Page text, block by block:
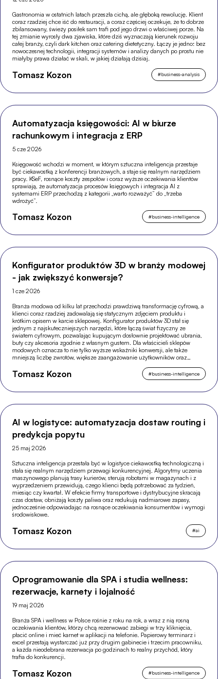
Gastronomia w ostatnich latach przeszła cichą, ale głęboką rewolucję. Klient
coraz rzadziej chce iść do restauracji, a coraz częściej oczekuje, że to dobrze
zbilansowany, świeży posiłek sam trafi pod jego drzwi o właściwej porze. Na
tej zmianie wyrosły dwa zjawiska, które dziś wyznaczają kierunek rozwoju
całej branży, czyli dark kitchen oraz catering dietetyczny. Łączy je jedno: bez
nowoczesnej technologii, integracji systemów i analizy danych po prostu nie
miałyby prawa działać w skali, w jakiej działają dzisiaj.
Tomasz Kozon #business-analysis
Automatyzacja księgowości: AI w biurze
rachunkowym i integracja z ERP
5 cze 2026
Księgowość wchodzi w moment, w którym sztuczna inteligencja przestaje
być ciekawostką z konferencji branżowych, a staje się realnym narzędziem
pracy. KSeF, rosnące koszty zespołów i coraz wyższe oczekiwania klientów
sprawiają, że automatyzacja procesów księgowych i integracja AI z
systemami ERP przechodzą z kategorii „warto rozważyć” do „trzeba
wdrożyć”.
Tomasz Kozon #business-intelligence
Konfigurator produktów 3D w branży modowej
- jak zwiększyć konwersje?
1 cze 2026
Branża modowa od kilku lat przechodzi prawdziwą transformację cyfrową, a
klienci coraz rzadziej zadowalają się statycznym zdjęciem produktu i
krótkim opisem w karcie sklepowej. Konfigurator produktów 3D stał się
jednym z najskuteczniejszych narzędzi, które łączą świat fizyczny ze
światem cyfrowym, pozwalając kupującym dosłownie projektować ubrania,
buty czy akcesoria zgodnie z własnym gustem. Dla właścicieli sklepów
modowych oznacza to nie tylko wyższe wskaźniki konwersji, ale także
mniejszą liczbę zwrotów, większe zaangażowanie użytkowników oraz
Tomasz Kozon #business-intelligence
AI w logistyce: automatyzacja dostaw routing i
predykcja popytu
25 maj 2026
Sztuczna inteligencja przestała być w logistyce ciekawostką technologiczną i
stała się realnym narzędziem przewagi konkurencyjnej. Algorytmy uczenia
maszynowego planują trasy kurierów, sterują robotami w magazynach i z
wyprzedzeniem przewidują, czego klienci będą potrzebować za tydzień,
miesiąc czy kwartał. W efekcie firmy transportowe i dystrybucyjne skracają
czas dostaw, obniżają koszty paliwa oraz redukują nadmiarowe zapasy,
jednocześnie odpowiadając na rosnące oczekiwania konsumentów i wymogi
środowiskowe.
Tomasz Kozon #ai
Oprogramowanie dla SPA i studia wellness:
rezerwacje, karnety i lojalność
19 maj 2026
Branża SPA i wellness w Polsce rośnie z roku na rok, a wraz z nią rosną
oczekiwania klientów, którzy chcą rezerwować zabiegi w trzy kliknięcia,
płacić online i mieć karnet w aplikacji na telefonie. Papierowy terminarz i
excel przestają wystarczać już przy drugim gabinecie i trzecim pracowniku,
a każda nieodebrana rezerwacja po godzinach to realny przychód, który
trafia do konkurencji.
Tomasz Kozon #business-intelligence